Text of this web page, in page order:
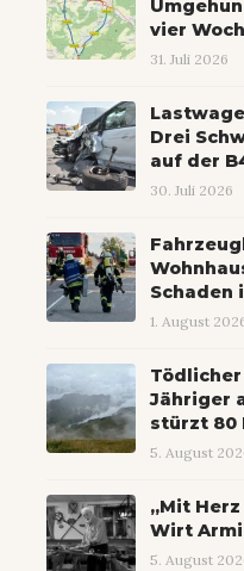
vier
31. Juli 2026
Drei
auf der
30. Juli 2026
Schaden
1. August
Jähriger
stürzt 80
5. August
„Mit
Wirt
5. August